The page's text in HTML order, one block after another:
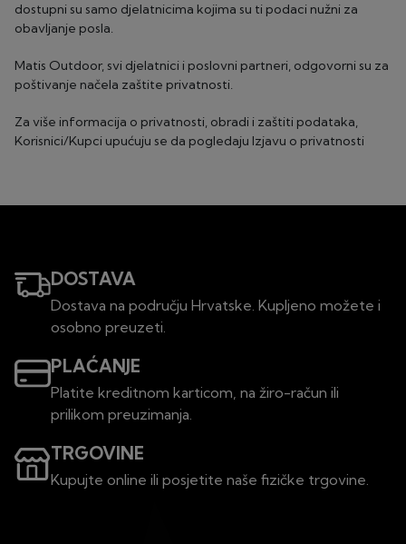
dostupni su samo djelatnicima kojima su ti podaci nužni za
obavljanje posla.
Matis Outdoor, svi djelatnici i poslovni partneri, odgovorni su za
poštivanje načela zaštite privatnosti.
Za više informacija o privatnosti, obradi i zaštiti podataka,
Korisnici/Kupci upućuju se da pogledaju Izjavu o privatnosti
DOSTAVA
Dostava na području Hrvatske. Kupljeno možete i
osobno preuzeti.
PLAĆANJE
Platite kreditnom karticom, na žiro-račun ili
prilikom preuzimanja.
TRGOVINE
Kupujte online ili posjetite naše fizičke trgovine.